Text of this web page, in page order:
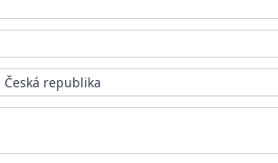
Česká republika